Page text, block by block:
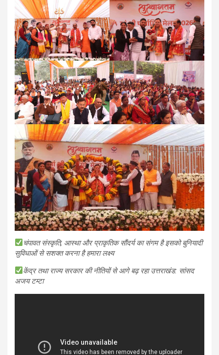
चंपावत संस्कृति, आस्था और प्राकृतिक सौंदर्य का संगम है इसको बुनियादी
सुविधाओं से सशक्त करना है हमारा लक्ष्य
केंद्र तथा राज्य सरकार की नीतियों से आगे बढ़ रहा उत्तराखंड: सांसद
अजय टम्टा